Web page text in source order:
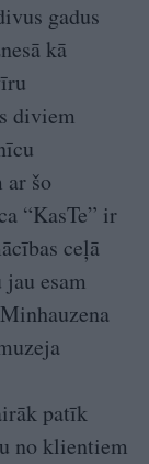
gadus
kā
diviem
ar šo
“KasTe” ir
ceļā
esam
patīk
no klientiem